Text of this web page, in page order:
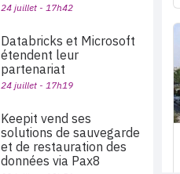
24 juillet - 17h42
Databricks et Microsoft
étendent leur
partenariat
24 juillet - 17h19
Keepit vend ses
solutions de sauvegarde
et de restauration des
données via Pax8